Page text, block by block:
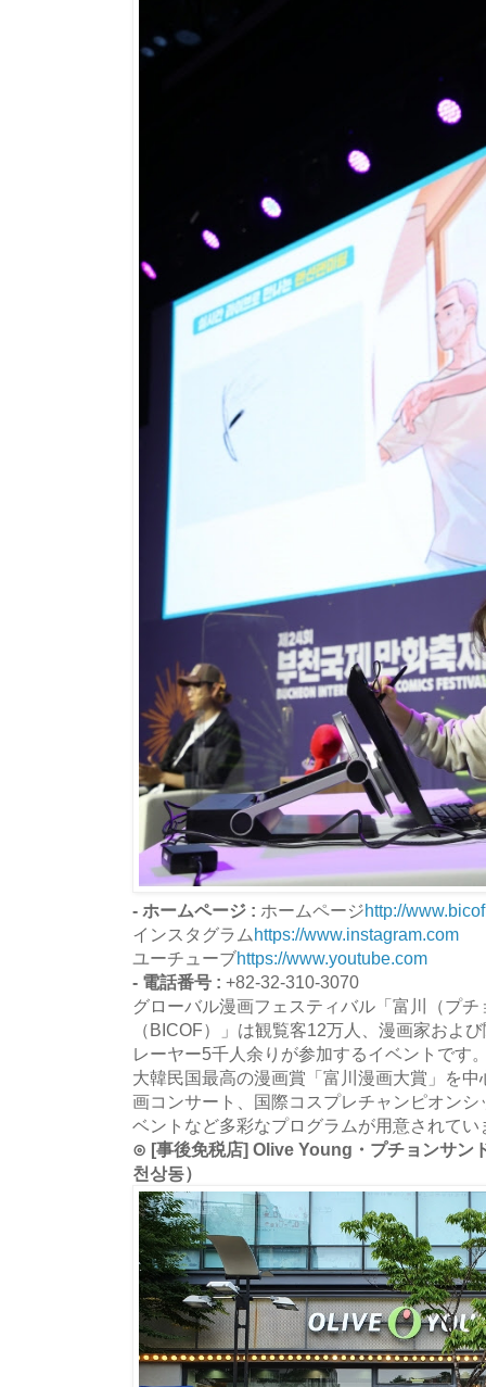
- ホームページ : ホームページhttp://
インスタグラムhttps://www.instagram.com
ユーチューブhttps://www.youtube.com
- 電話番号 : +82-32-310-3070
グローバル漫画フェスティバル「富川（プ
（BICOF）」は観覧客12万人、漫画家およ
レーヤー5千人余りが参加するイベントです
大韓民国最高の漫画賞「富川漫画大賞」を
画コンサート、国際コスプレチャンピオン
ベントなど多彩なプログラムが用意されてい
⊙ [事後免税店] Olive Young・プチョンサン
천상동）